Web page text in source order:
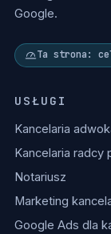
Google.
Ta strona:
USŁUGI
Kancelaria
Kancelaria radcy
Notariusz
Marketing
Google Ads dla